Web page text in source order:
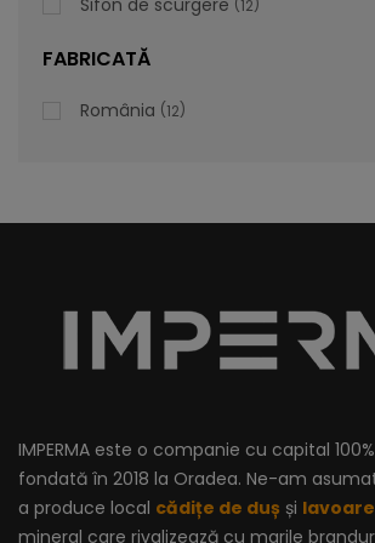
996,47lei
Sifon de scurgere 12
FABRICATĂ
România 12
IMPERMA este o companie cu capital
fondată în 2018 la Oradea. Ne-am
a produce local cădițe de duș și lavoare
mineral care rivalizează cu marile